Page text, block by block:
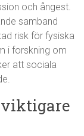
och ångest.
samband
risk för fysiska
i forskning om
att sociala